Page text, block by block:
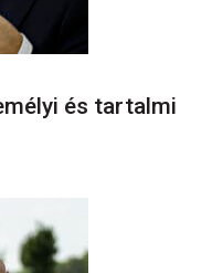
és tartalmi